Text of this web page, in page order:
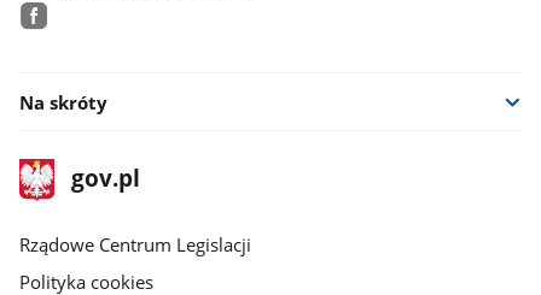
Na skróty
stopka
gov.plStrona
gov.pl
Rządowe Centrum Legislacji
Polityka cookies